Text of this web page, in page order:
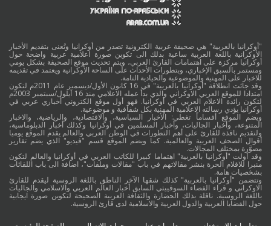
"أوكرانيا بالعربية" هي صحيفة عربية الكترونية تصدر من أوكرانيا وتُعنى بتقديم الأخبار
الأوكرانية باللغة العربية ساعية بذلك الى تكوين صورة اعلامية عربية واضحة حول
أوكرانيا مركزة على اهتمامات القارئ العربي، ويتم تحديث موقع الصحيفة بشكل يومي
ومستمر بالسبق الإخباري، وبتطورات الأحداث على الساحة الأوكرانية ويعتمد في تقديمه
للاخبار على المهنية والموضوعية والحيادية التامة.
وقد جائت انطلاقة "أوكرانيا بالعربية" في 16 كانون الأول/ديسمبر عام 2011م لتكون
امتدادا للموقع العربي الاوكراني والذي بدأ عمله الاعلامي منذ 16 أيلول/سبتمبر 2003م
لتكون رائدة الاعلام العربي في أوكرانيا. فهو أول موقع الكتروني أخباري عربي في
أوكرانيا يؤدي رسالته الاعلامية المهنية بكل شفافية و موضوعية.
ويضم الموقع أقساماً تغطي: الأخبار السياسية، والاقتصادية، والرياضية، والاخبار
المتنوعة، وأخبار الجاليات، وأخبار المسلمين في أوكرانيا وكذلك أخبار الدبلوماسية،
ولتقديم نافذة للقارئ على أهم التطورات في الوطن العربي والعالم يقدم الموقع يوميا
أقوال الصحف العربية والعالمية. كما ويضم الموقع قسم "فيديو" الذي يضم تقارير
مصوَّرة بمختلف المجالات.
وقد أولت "أوكرانيا بالعربية" اهتماما كبيرا للكاتب العربي في أوكرانيا والعالم لتكون
منبرا للاقلام الحرة بنشر مقالاتهم في باب "مقالات وملفات"، اضافة الى باب اللقائات
بشخصيات هامة.
وتتضمن "أوكرانيا بالعربية" كذلك شقها الآخر الناطق باللغة الروسية ليقدم للقارئ
الاوكراني و قراء الفضاء السوفييتي السابق أخبار العالم العربي والاسلامي والجاليات
باللغة الروسية. ناقلة بذلك الحضارة والثقافة العربية الصحيحة لتكوين صورة ايجابية
حول القضايا العربية والدول العربية والاسلامية لدى قارئ الروسية.